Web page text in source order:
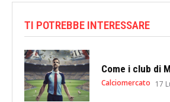
TI POTREBBE INTERESSARE
Come i club di
Calciomercato 17